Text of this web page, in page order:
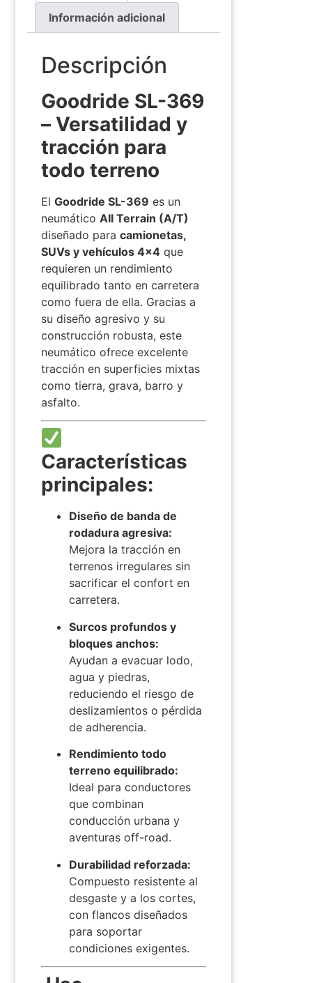
Información adicional
Descripción
Goodride SL-369
– Versatilidad y
tracción para
todo terreno
El Goodride SL-369 es un
neumático All Terrain (A/T)
diseñado para camionetas,
SUVs y vehículos 4×4que
requieren un rendimiento
equilibrado tanto en carretera
como fuera de ella. Gracias a
su diseño agresivo y su
construcción robusta, este
neumático ofrece excelente
tracción en superficies mixtas
como tierra, grava, barro y
asfalto.
Características
principales:
Diseño de banda de
rodadura agresiva:
Mejora la tracción en
terrenos irregulares sin
sacrificar el confort en
carretera.
Surcos profundos y
bloques anchos:
Ayudan a evacuar lodo,
agua y piedras,
reduciendo el riesgo de
deslizamientos o pérdida
de adherencia.
Rendimiento todo
terreno equilibrado:
Ideal para conductores
que combinan
conducción urbana y
aventuras off-road.
Durabilidad reforzada:
Compuesto resistente al
desgaste y a los cortes,
con flancos diseñados
para soportar
condiciones exigentes.